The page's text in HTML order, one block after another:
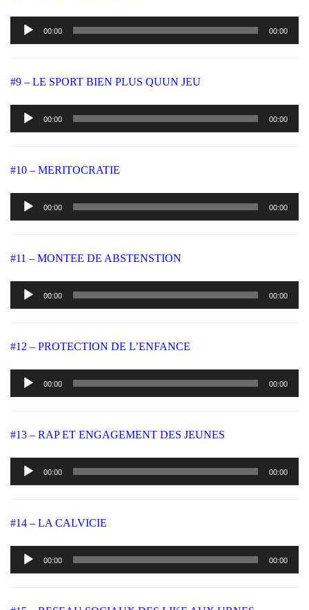
Lecteur
audio
00:00 00:00
#9 – LE SPORT BIEN PLUS QUUN JEU
Lecteur
audio
00:00 00:00
#10 – MERITOCRATIE
Lecteur
audio
00:00 00:00
#11 – MONTEE DE ABSTENSTION
Lecteur
audio
00:00 00:00
#12 – PROTECTION DE L’ENFANCE
Lecteur
audio
00:00 00:00
#13 – RAP ET ENGAGEMENT DES JEUNES
Lecteur
audio
00:00 00:00
#14 – LA CALVICIE
Lecteur
audio
00:00 00:00